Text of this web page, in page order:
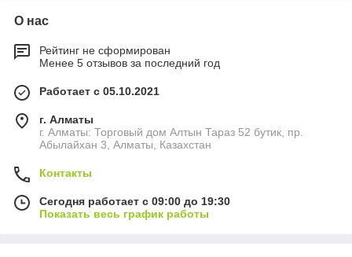
О нас
Рейтинг не сформирован
Менее 5 отзывов за последний год
Работает с 05.10.2021
г. Алматы
г. Алматы: Торговый дом Алтын Тараз 52 бутик, пр.
Абылайхан 3, Алматы, Казахстан
Контакты
Сегодня работает с 09:00 до 19:30
Показать весь график работы